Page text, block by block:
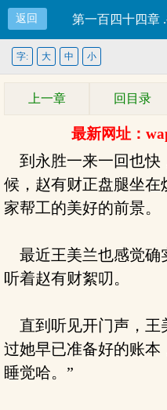
返回 第一百四十四章
字: 大 中 小
上一章 回目录
最新网址：
到永胜一来一回也快
候，赵有财正盘腿坐在
家帮工的美好的前景。
最近王美兰也感觉确
听着赵有财絮叨。
直到听见开门声，王
过她早已准备好的账本
睡觉哈。”